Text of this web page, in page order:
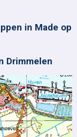
in Made op
Drimmelen